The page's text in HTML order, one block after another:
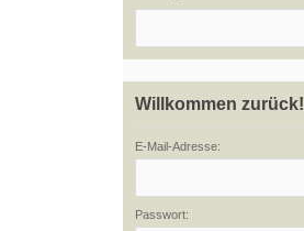
Willkommen zurück!
E-Mail-Adresse:
Passwort: